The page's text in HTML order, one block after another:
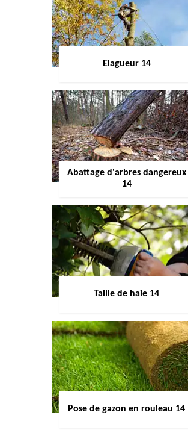
Elagueur 14
Abattage d'arbres dangereux
14
Taille de haie 14
Pose de gazon en rouleau 14